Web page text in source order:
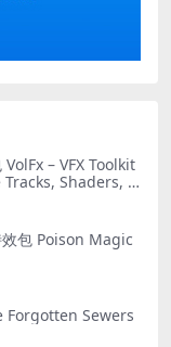
– VFX Toolkit
Shaders, T
包 Poison Magic
Forgotten Sewers